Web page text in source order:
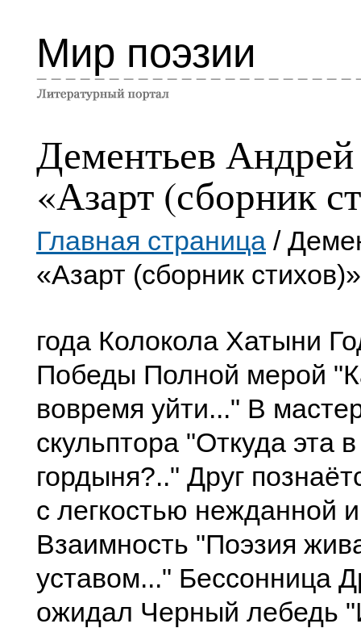
Мир поэзии
Дементьев Андрей
«Азарт (сборник
Главная страница /
«Азарт (сборник стихов)»
года Колокола Хатыни
Победы Полной мерой
вовремя уйти..." В
скульптора "Откуда эта
гордыня?.." Друг
с легкостью нежданной
Взаимность "Поэзия
уставом..." Бессонница
ожидал Черный лебедь